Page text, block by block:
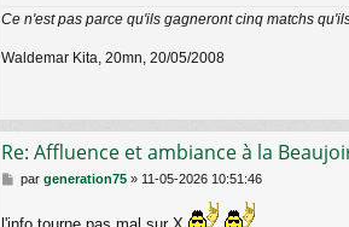
e
Ce n'est pas parce qu'ils gagneront cinq matchs
Waldemar Kita, 20mn, 20/05/2008
Re: Affluence et ambiance à la
M
par generation75» 11-05-2026 10:51:46